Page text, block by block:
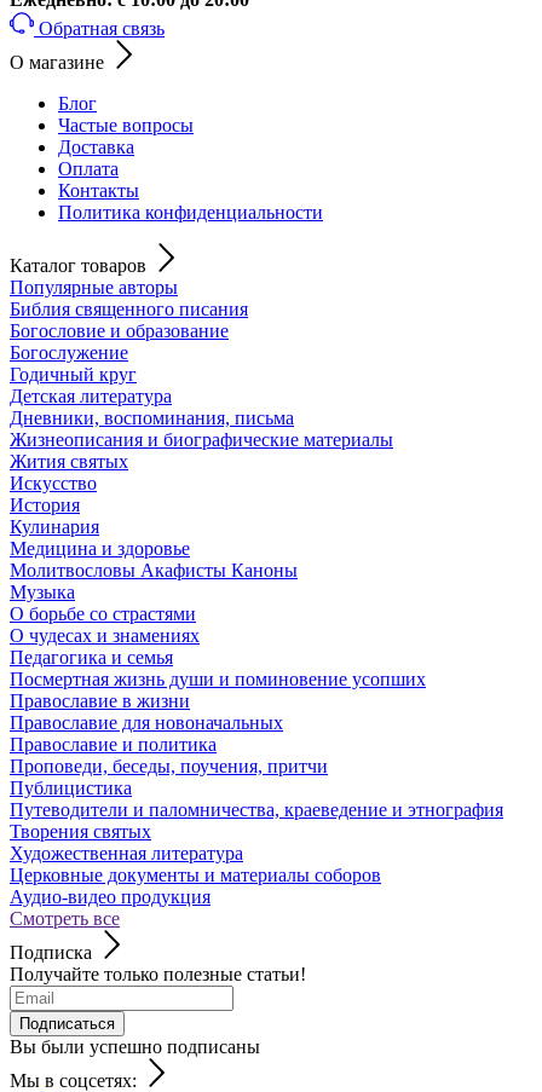
Обратная связь
О магазине
Блог
Частые вопросы
Доставка
Оплата
Контакты
Политика конфиденциальности
Каталог товаров
Популярные авторы
Библия священного писания
Богословие и образование
Богослужение
Годичный круг
Детская литература
Дневники, воспоминания, письма
Жизнеописания и биографические материалы
Жития святых
Искусство
История
Кулинария
Медицина и здоровье
Молитвословы Акафисты Каноны
Музыка
О борьбе со страстями
О чудесах и знамениях
Педагогика и семья
Посмертная жизнь души и поминовение усопших
Православие в жизни
Православие для новоначальных
Православие и политика
Проповеди, беседы, поучения, притчи
Публицистика
Путеводители и паломничества, краеведение и этнография
Творения святых
Художественная литература
Церковные документы и материалы соборов
Аудио-видео продукция
Смотреть все
Подписка
Получайте только полезные статьи!
Подписаться
Вы были успешно подписаны
Мы в соцсетях: